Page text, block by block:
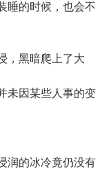
的时候，也会不
黑暗爬上了大
未因某些人事的变
的冰冷竟仍没有